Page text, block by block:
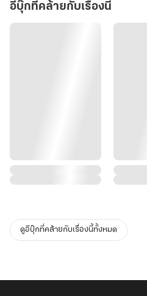
อีบุ๊กที่คล้ายกับเรื่องนี้
ดูอีบุ๊กที่คล้ายกับเรื่องนี้ทั้งหมด